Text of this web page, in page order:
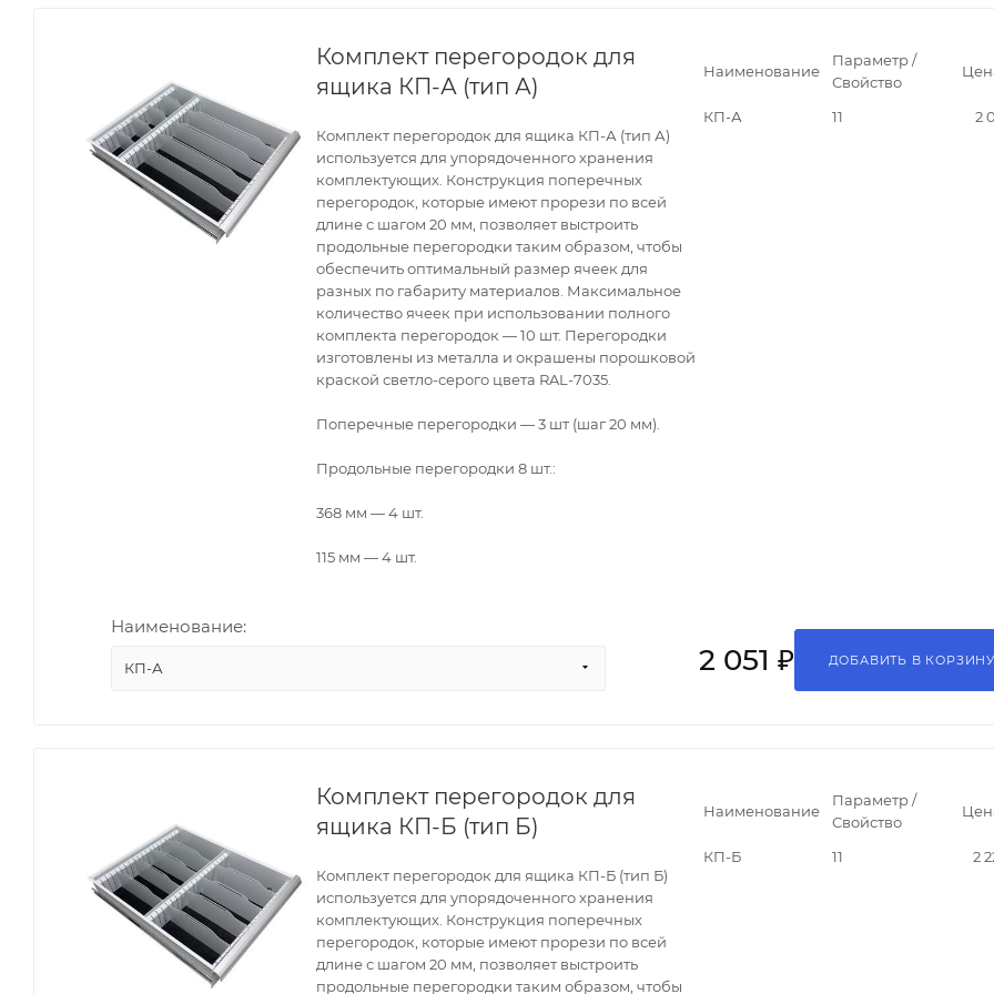
Комплект перегородок для
ящика КП-А (тип А)
Комплект перегородок для ящика КП-А (тип А)
используется для упорядоченного хранения
комплектующих. Конструкция поперечных
перегородок, которые имеют прорези по всей
длине с шагом 20 мм, позволяет выстроить
продольные перегородки таким образом, чтобы
обеспечить оптимальный размер ячеек для
разных по габариту материалов. Максимальное
количество ячеек при использовании полного
комплекта перегородок — 10 шт. Перегородки
изготовлены из металла и окрашены порошковой
краской светло-серого цвета RAL-7035.
Поперечные перегородки — 3 шт (шаг 20 мм).
Продольные перегородки 8 шт.:
368 мм — 4 шт.
115 мм — 4 шт.
Наименование
Параметр /
Свойство
КП-А 11 2
Наименование:
КП-А 2 051 ₽ ДОБАВИТЬ В КОРЗИНУ
Комплект перегородок для
ящика КП-Б (тип Б)
Комплект перегородок для ящика КП-Б (тип Б)
используется для упорядоченного хранения
комплектующих. Конструкция поперечных
перегородок, которые имеют прорези по всей
длине с шагом 20 мм, позволяет выстроить
продольные перегородки таким образом, чтобы
Наименование
Параметр /
Свойство
КП-Б 11 2